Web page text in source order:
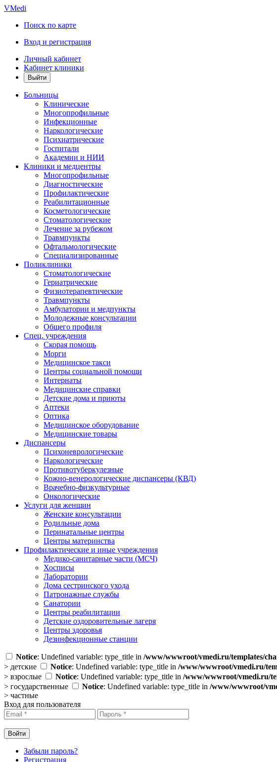
VMedi
Поиск по карте
Вход и регистрация
Личный кабинет
Кабинет клиники
Больницы
Клинические
Многопрофильные
Инфекционные
Наркологические
Психиатрические
Госпитали
Академии и НИИ
Клиники и медцентры
Многопрофильные
Диагностические
Профилактические
Реабилитационные
Косметологические
Стоматологические
Лечение за рубежом
Травмпункты
Офтальмологические
Специализированные
Поликлиники
Стоматологические
Гериатрические
Физиотерапевтические
Травмпункты
Амбулатории и медпункты
Молодежные консультации
Общего профиля
Спец. учреждения
Скорая помощь
Морги
Медицинское такси
Центры социальной помощи
Интернаты
Медицинские справки
Детские дома и приюты
Аптеки
Оптика
Медицинское оборудование
Медицинские товары
Диспансеры
Психоневрологические
Наркологические
Противотуберкулезные
Кожно-венерологические диспансеры (КВД)
Врачебно-физкультурные
Онкологические
Услуги для женщин
Женские консультации
Родильные дома
Перинатальные центры
Центры материнства
Профилактические и иные учреждения
Медико-санитарные части (МСЧ)
Хосписы
Лаборатории
Дома сестринского ухода
Патронажные службы
Санатории
Центры реабилитации
Детские оздоровительные лагеря
Центры здоровья
Дезинфекционные станции
Notice: Undefined variable: type_title in /www/wwwroot/vmedi.ru/templates/
> детские Notice: Undefined variable: type_title in /www/wwwroot/vmedi.ru/
> взрослые Notice: Undefined variable: type_title in /www/wwwroot/vmedi.ru/
> государственные Notice: Undefined variable: type_title in /www/wwwroot/
> частные
Вход для пользователя
Забыли пароль?
Регистрация